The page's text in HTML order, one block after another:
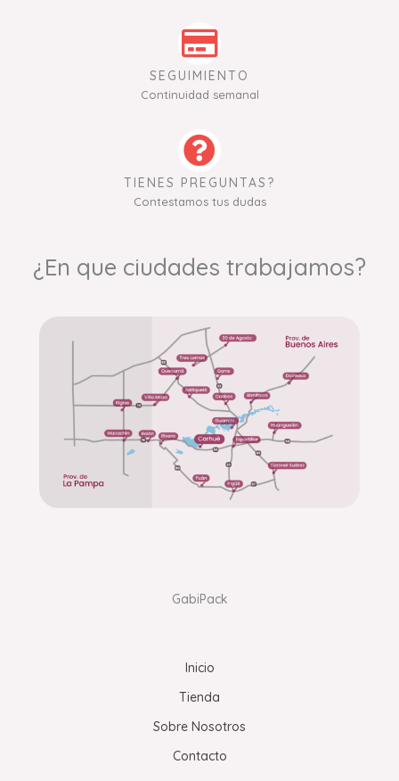
SEGUIMIENTO
Continuidad semanal
TIENES PREGUNTAS?
Contestamos tus dudas
¿En que ciudades trabajamos?
GabiPack
Inicio
Tienda
Sobre Nosotros
Contacto